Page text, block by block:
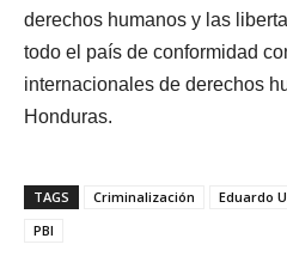
derechos humanos y las
todo el país de conformidad
internacionales de derechos
Honduras.
TAGS Criminalización Eduardo
PBI